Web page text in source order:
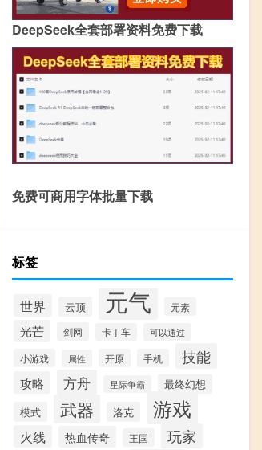
DeepSeek全套部署资料免费下载
免费可商用字体批量下载
标签
世界 云顶 元气 元素
光芒 剑网 卡丁车 可以通过
小游戏 属性 开原 手机 技能
攻略 方舟 星际争霸 最终幻想
模式 武器 洛克 游戏
火线 热血传奇 王国 玩家